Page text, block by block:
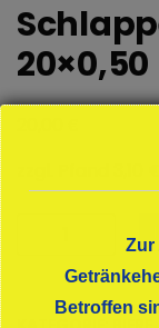
20×0,50
zzgl. Pfand
20x0,50
Menge
Zur
Betroffen